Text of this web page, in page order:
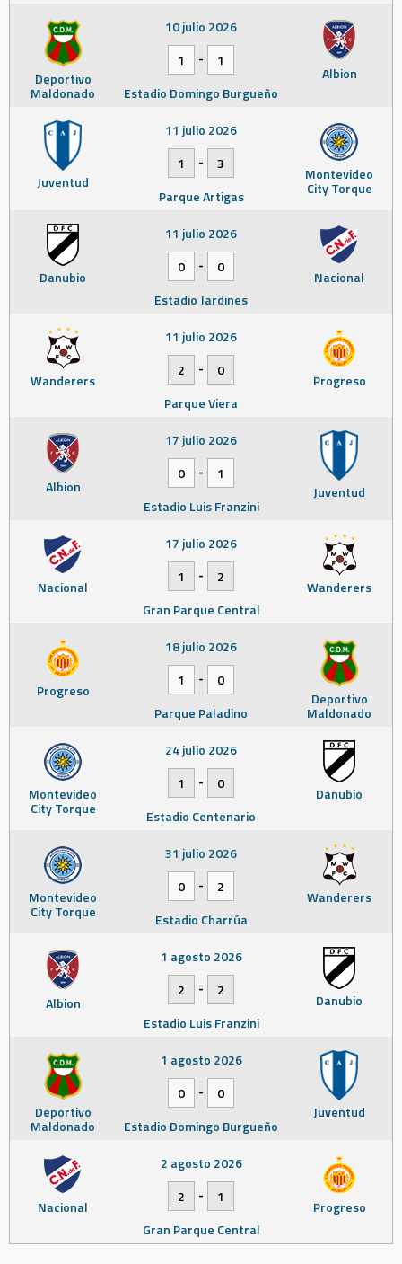
Deportivo
Maldonado
Albion
10 julio 2026
1
-
1
Estadio Domingo Burgueño
Juventud Montevideo
City Torque
11 julio 2026
1
-
3
Parque Artigas
Danubio Nacional
11 julio 2026
0
-
0
Estadio Jardines
Wanderers Progreso
11 julio 2026
2
-
0
Parque Viera
Albion Juventud
17 julio 2026
0
-
1
Estadio Luis Franzini
Nacional Wanderers
17 julio 2026
1
-
2
Gran Parque Central
Progreso Deportivo
Maldonado
18 julio 2026
1
-
0
Parque Paladino
Montevideo
City Torque
Danubio
24 julio 2026
1
-
0
Estadio Centenario
Montevideo
City Torque
Wanderers
31 julio 2026
0
-
2
Estadio Charrúa
Albion Danubio
1 agosto 2026
2
-
2
Estadio Luis Franzini
Deportivo
Maldonado
Juventud
1 agosto 2026
0
-
0
Estadio Domingo Burgueño
Nacional Progreso
2 agosto 2026
2
-
1
Gran Parque Central